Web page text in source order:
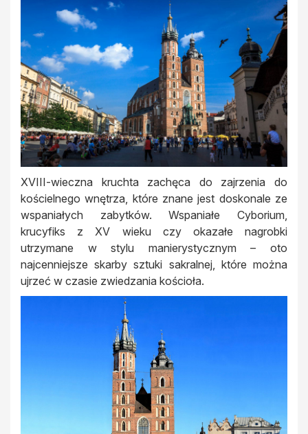
XVIII-wieczna kruchta zachęca do zajrzenia do
kościelnego wnętrza, które znane jest doskonale ze
wspaniałych zabytków. Wspaniałe Cyborium,
krucyfiks z XV wieku czy okazałe nagrobki
utrzymane w stylu manierystycznym – oto
najcenniejsze skarby sztuki sakralnej, które można
ujrzeć w czasie zwiedzania kościoła.